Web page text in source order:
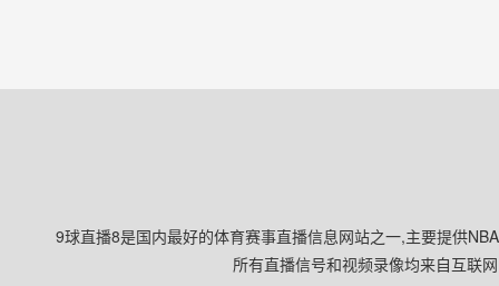
9球直播8是国内最好的体育赛事直播信息网站之一,主要提供
所有直播信号和视频录像均来自互联